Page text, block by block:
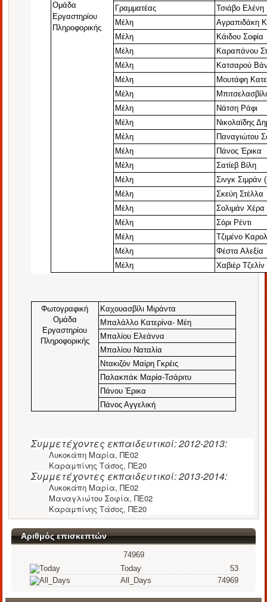
Ομάδα
Εργαστηρίου
Πληροφορικής
Γραμματέας
Τσιάβο Ελένη
Μέλη
Αγραπιδάκη
Μέλη
Κάιδου Σοφία
Μέλη
Καραπάνου
Μέλη
Κατσαρού
Μέλη
Μουτάφη
Μέλη
Μπιτσελασβίλι
Μέλη
Νάτση Ράφι
Μέλη
Νικολαϊδης
Μέλη
Παναγιώτου
Μέλη
Πάνος Έρικα
Μέλη
Σατίεβ Βίλη
Μέλη
Σινγκ Σιμράν
Μέλη
Σκεύη Στέλλα
Μέλη
Σολιμάν Χέρα
Μέλη
Σόρι Ρέντι
Μέλη
Τζιμένο
Μέλη
Φέστα Αλεξία
Μέλη
Χαβιέρ Τζελίν
Φωτογραφική
Ομάδα
Εργαστηρίου
Πληροφορικής
ΚαχουασβίλιΜιράντα
ΜπαλάλλοΚατερίνα- Μέη
Μπαλίου Ελεάννα
ΜπαλίουΝαταλία
Ντακιζόν Μαίρη Γκρέις
ΠαλακπάκΜαρία-Τσάριτυ
Πάνου Έρικα
Πάνος Αγγελική
Συμμετέχοντες εκπαιδευτικοί: 2012-2013:
Λυκοκάπη Μαρία, ΠΕ02
Καραμπίνης Τάσος, ΠΕ20
Συμμετέχοντες εκπαιδευτικοί: 2013-2014:
Λυκοκάπη Μαρία, ΠΕ02
Μαναγλιώτου Σοφία, ΠΕ02
Καραμπίνης Τάσος, ΠΕ20
Αριθμός επισκεπτών
74969
Today
53
All_Days
74969